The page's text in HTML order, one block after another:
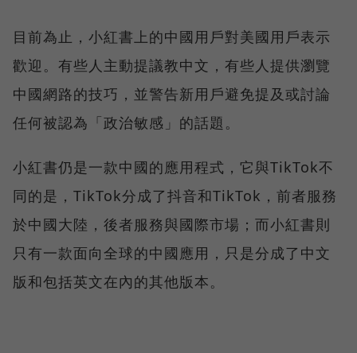
目前為止，小紅書上的中國用戶對美國用戶表示
歡迎。有些人主動提議教中文，有些人提供瀏覽
中國網路的技巧，並警告新用戶避免提及或討論
任何被認為「政治敏感」的話題。
小紅書仍是一款中國的應用程式，它與TikTok不
同的是，TikTok分成了抖音和TikTok，前者服務
於中國大陸，後者服務與國際市場；而小紅書則
只有一款面向全球的中國應用，只是分成了中文
版和包括英文在內的其他版本。